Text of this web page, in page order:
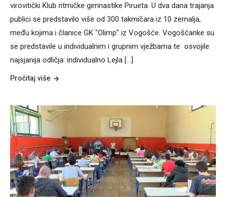
virovitički Klub ritmičke gimnastike Pirueta. U dva dana trajanja
publici se predstavilo više od 300 takmičara iz 10 zemalja,
među kojima i članice GK "Olimp" iz Vogošće. Vogošćanke su
se predstavile u individualnim i grupnim vježbama te osvojile
najsjanija odličja: individualno Lejla [...]
Pročitaj više